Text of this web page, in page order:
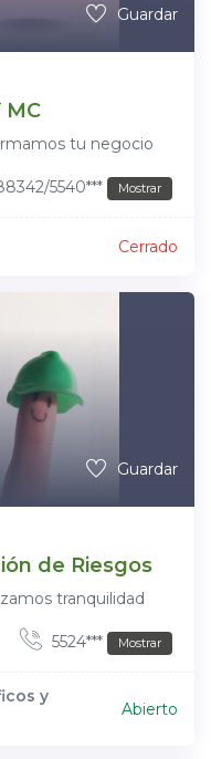
Guardar
MC
tu negocio
5540*** Mostrar
Cerrado
Guardar
de Riesgos
tranquilidad
5524*** Mostrar
y
Abierto